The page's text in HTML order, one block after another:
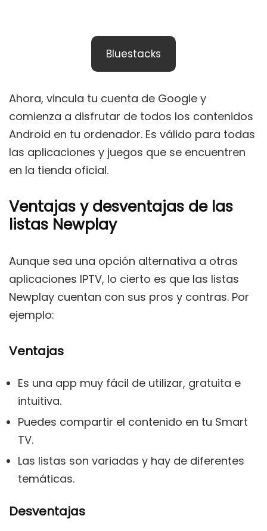
Bluestacks
Ahora, vincula tu cuenta de Google y
comienza a disfrutar de todos los contenidos
Android en tu ordenador. Es válido para todas
las aplicaciones y juegos que se encuentren
en la tienda oficial.
Ventajas y desventajas de las
listas Newplay
Aunque sea una opción alternativa a otras
aplicaciones IPTV, lo cierto es que las listas
Newplay cuentan con sus pros y contras. Por
ejemplo:
Ventajas
Es una app muy fácil de utilizar, gratuita e
intuitiva.
Puedes compartir el contenido en tu Smart
TV.
Las listas son variadas y hay de diferentes
temáticas.
Desventajas